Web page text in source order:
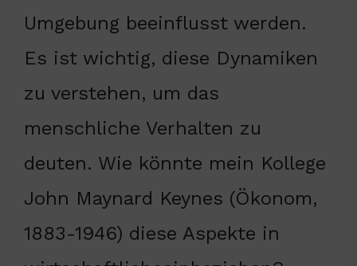
Umgebung beeinflusst werden.
Es ist wichtig, diese Dynamiken
zu verstehen, um das
menschliche Verhalten zu
deuten. Wie könnte mein Kollege
John Maynard Keynes (Ökonom,
1883-1946) diese Aspekte in